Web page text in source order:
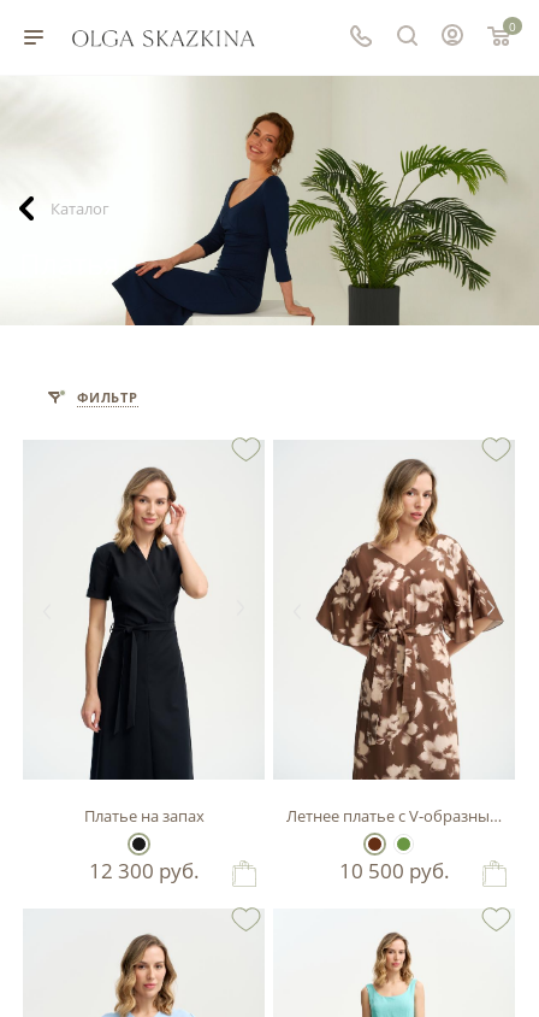
0
Каталог
ФИЛЬТР
Платье на запах
12 300 руб.
Летнее платье с V-образным
10 500 руб.